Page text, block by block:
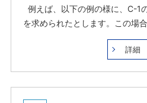
例えば、以下の例の様に、C-1
を求められたとします。この場
詳細